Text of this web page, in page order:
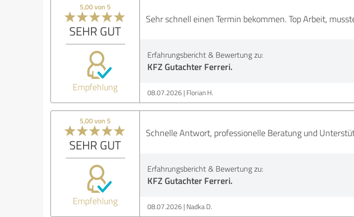
5,00 von 5
SEHR GUT
Empfehlung
Sehr schnell einen Termin bekommen. Top Arbeit,
Erfahrungsbericht & Bewertung zu:
KFZ Gutachter Ferreri.
08.07.2026 Florian H.
5,00 von 5
SEHR GUT
Empfehlung
Schnelle Antwort, professionelle Beratung und
Erfahrungsbericht & Bewertung zu:
KFZ Gutachter Ferreri.
08.07.2026 Nadka D.